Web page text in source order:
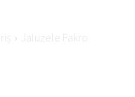
› Jaluzele Fakro